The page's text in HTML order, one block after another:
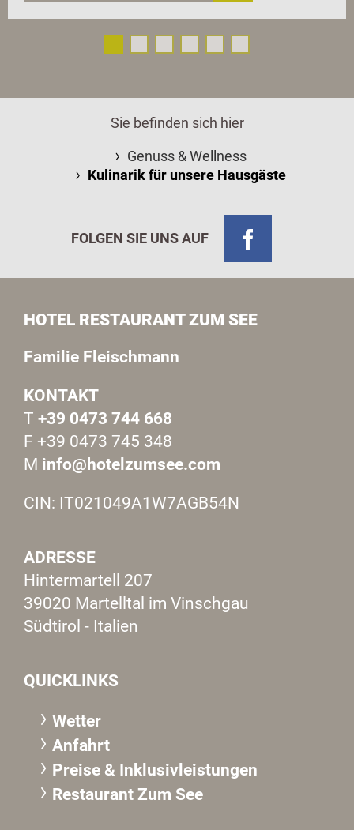
Sie befinden sich hier
Genuss & Wellness
Kulinarik für unsere Hausgäste
FOLGEN SIE UNS AUF
HOTEL RESTAURANT ZUM SEE
Familie Fleischmann
KONTAKT
T +39 0473 744 668
F +39 0473 745 348
M info@hotelzumsee.com
CIN: IT021049A1W7AGB54N
ADRESSE
Hintermartell 207
39020 Martelltal im Vinschgau
Südtirol - Italien
QUICKLINKS
Wetter
Anfahrt
Preise & Inklusivleistungen
Restaurant Zum See